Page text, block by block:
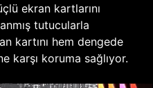
ekran kartlarını
tutucularla
kartını hem dengede
karşı koruma sağlıyor.